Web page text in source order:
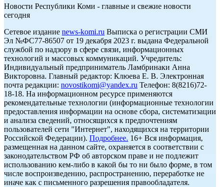
Новости Республики Коми - главные и свежие новости
сегодня
Cетевое издание news-komi.ru Выписка о регистрации СМИ
Эл №ФС77-86507 от 19 декабря 2023 г. выдана Федеральной
службой по надзору в сфере связи, информационных
технологий и массовых коммуникаций. Учредитель:
Индивидуальный предприниматель Ламбринаки Анна
Викторовна. Главный редактор: Клюева Е. В. Электронная
почта редакции: novostikomi@yandex.ru Телефон: 8(8216)72-
18-18. На информационном ресурсе применяются
рекомендательные технологии (информационные технологии
предоставления информации на основе сбора, систематизации
и анализа сведений, относящихся к предпочтениям
пользователей сети "Интернет", находящихся на территории
Российской Федерации). Подробнее. 16+ Вся информация,
размещенная на данном сайте, охраняется в соответствии с
законодательством РФ об авторском праве и не подлежит
использованию кем-либо в какой бы то ни было форме, в том
числе воспроизведению, распространению, переработке не
иначе как с письменного разрешения правообладателя.